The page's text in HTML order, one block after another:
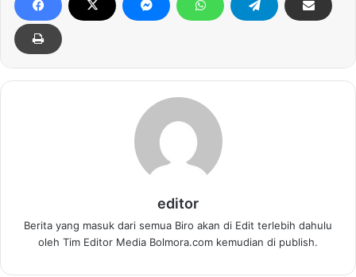
editor
Berita yang masuk dari semua Biro akan di Edit terlebih dahulu
oleh Tim Editor Media Bolmora.com kemudian di publish.